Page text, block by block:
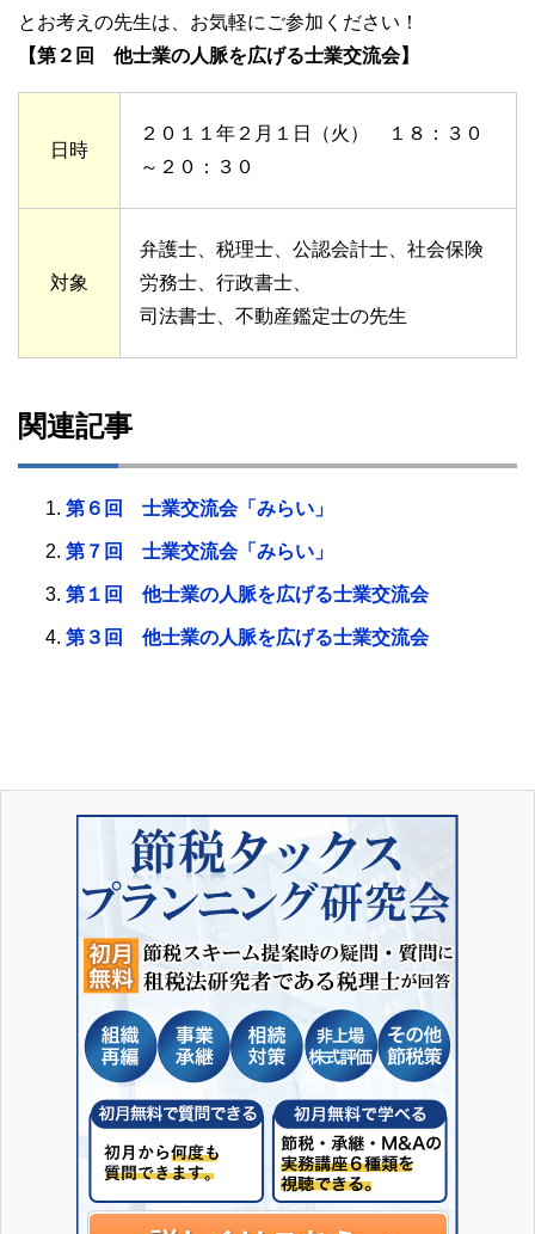
とお考えの先生は、お気軽にご参加ください！
【第２回 他士業の人脈を広げる士業交流会】
日時
２０１１年２月１日（火） １８：３０
～２０：３０
対象
弁護士、税理士、公認会計士、社会保険
労務士、行政書士、
司法書士、不動産鑑定士の先生
関連記事
第６回 士業交流会「みらい」
第７回 士業交流会「みらい」
第１回 他士業の人脈を広げる士業交流会
第３回 他士業の人脈を広げる士業交流会